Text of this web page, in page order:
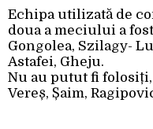
Echipa utilizată de
doua a meciului a
Gongolea, Szilagy-
Astafei, Gheju.
Nu au putut fi
Vereș, Șaim,